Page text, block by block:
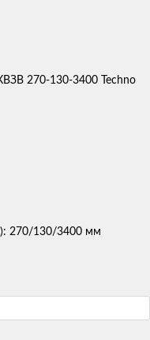
270/130/3400 мм